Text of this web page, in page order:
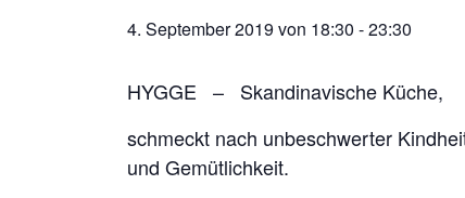
4. September 2019 von 18:30 -23:30
HYGGE – Skandinavische Küche,
schmeckt nach unbeschwerter
und Gemütlichkeit.